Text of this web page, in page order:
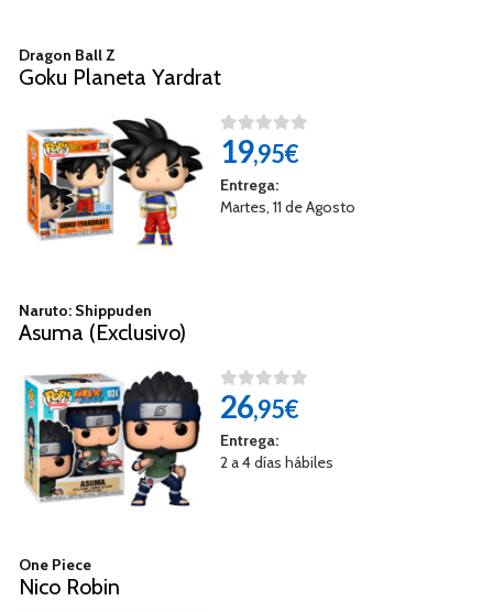
Dragon Ball Z
Goku Planeta Yardrat
19,95€
Entrega:
Martes, 11 de Agosto
Naruto: Shippuden
Asuma (Exclusivo)
26,95€
Entrega:
2 a 4 días hábiles
One Piece
Nico Robin